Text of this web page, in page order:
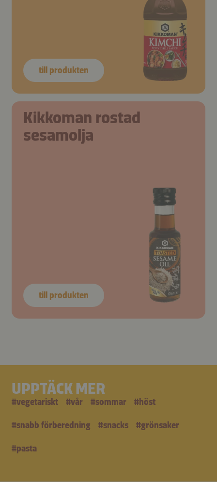
till produkten
Kikkoman rostad
sesamolja
till produkten
UPPTÄCK MER
#vegetariskt #vår #sommar #höst
#snabb förberedning #snacks #grönsaker
#pasta